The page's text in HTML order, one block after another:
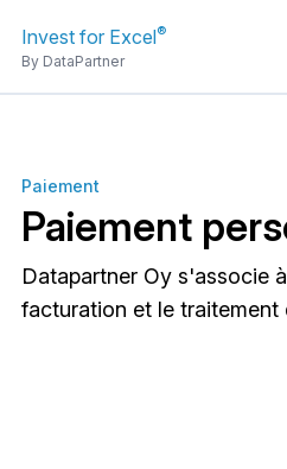
Invest for Excel®
By DataPartner
Paiement
Paiement
Datapartner Oy s'associe
facturation et le traitement